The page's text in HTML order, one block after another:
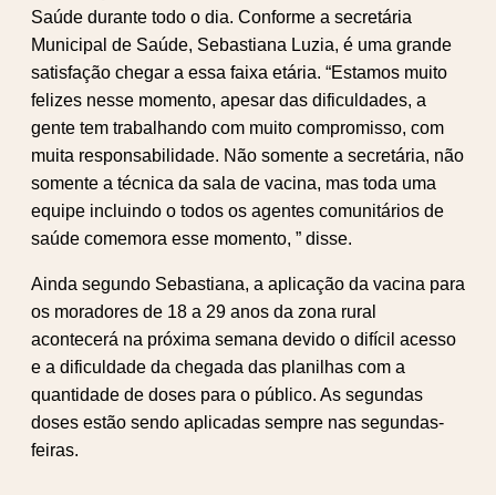
Saúde durante todo o dia. Conforme a secretária
Municipal de Saúde, Sebastiana Luzia, é uma grande
satisfação chegar a essa faixa etária. “Estamos muito
felizes nesse momento, apesar das dificuldades, a
gente tem trabalhando com muito compromisso, com
muita responsabilidade. Não somente a secretária, não
somente a técnica da sala de vacina, mas toda uma
equipe incluindo o todos os agentes comunitários de
saúde comemora esse momento, ” disse.
Ainda segundo Sebastiana, a aplicação da vacina para
os moradores de 18 a 29 anos da zona rural
acontecerá na próxima semana devido o difícil acesso
e a dificuldade da chegada das planilhas com a
quantidade de doses para o público. As segundas
doses estão sendo aplicadas sempre nas segundas-
feiras.